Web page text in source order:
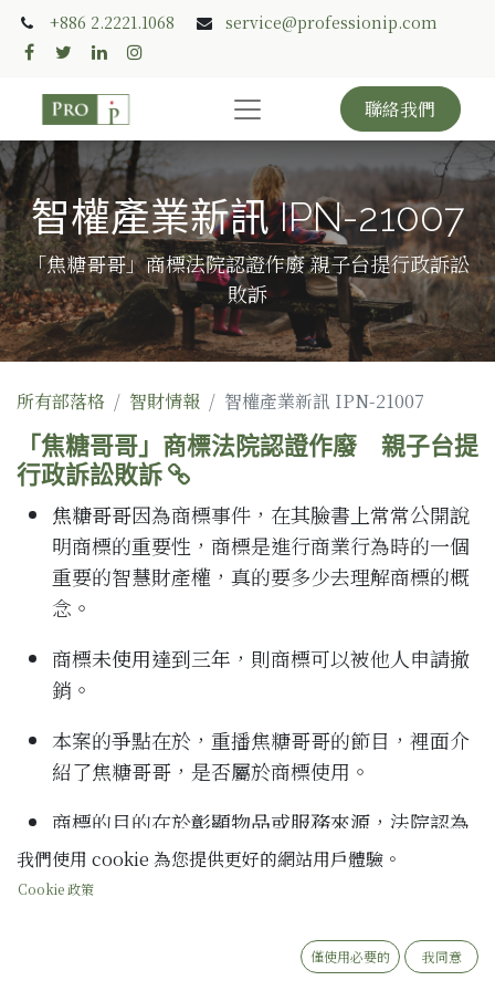
+886 2.2221.1068 service@professionip.com
聯絡我們
智權產業新訊 IPN-21007
「焦糖哥哥」商標法院認證作廢 親子台提行政訴訟
敗訴
所有部落格 智財情報 智權產業新訊 IPN-21007
「焦糖哥哥」商標法院認證作廢 親子台提
行政訴訟敗訴
焦糖哥哥因為商標事件，在其臉書上常常公開說
明商標的重要性，商標是進行商業行為時的一個
重要的智慧財產權，真的要多少去理解商標的概
念。
商標未使用達到三年 ，則商標可以被他人申請撤
銷。
本案的爭點在於，重播焦糖哥哥的節目，裡面介
紹了焦糖哥哥，是否屬於商標使用。
商標的目的在於彰顯物品或服務來源 ，法院認為
在重播焦糖哥哥的節目中，焦糖哥哥的標註是用
於介紹該藝人，而不是屬於商標使用
我們使用 cookie 為您提供更好的網站用戶體驗。
Cookie 政策
僅使用必要的 我同意